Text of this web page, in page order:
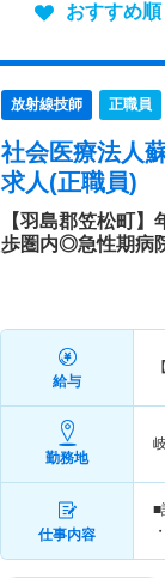
おすすめ順
放射線技師 正職員
社会医療法人
求人(正職員)
【羽島郡笠松町
歩圏内◎急性期病
給与
勤務地
仕事内容
■